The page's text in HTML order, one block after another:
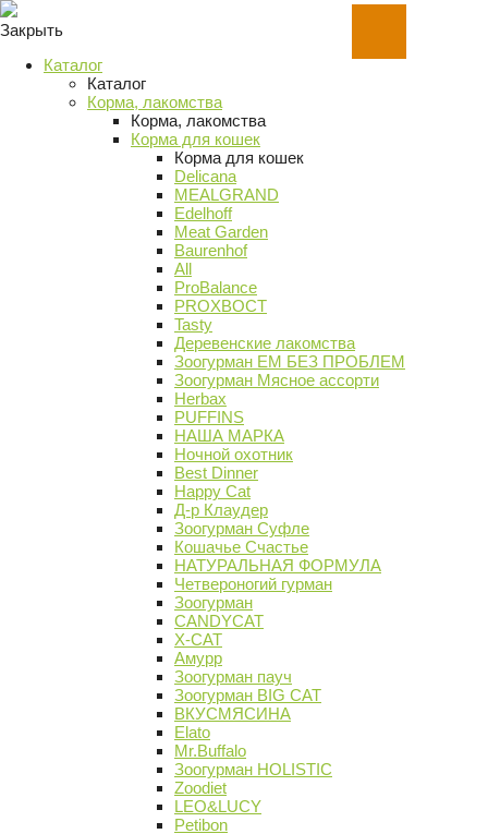
Закрыть
Каталог
Каталог
Корма, лакомства
Корма, лакомства
Корма для кошек
Корма для кошек
Delicana
MEALGRAND
Edelhoff
Meat Garden
Baurenhof
All
ProBalance
PROХВОСТ
Tasty
Деревенские лакомства
Зоогурман ЕМ БЕЗ ПРОБЛЕМ
Зоогурман Мясное ассорти
Herbax
PUFFINS
НАША МАРКА
Ночной охотник
Best Dinner
Happy Cat
Д-р Клаудер
Зоогурман Суфле
Кошачье Счастье
НАТУРАЛЬНАЯ ФОРМУЛА
Четвероногий гурман
Зоогурман
CANDYCAT
X-CAT
Амурр
Зоогурман пауч
Зоогурман BIG CAT
ВКУСМЯСИНА
Elato
Mr.Buffalo
Зоогурман HOLISTIC
Zoodiet
LEO&LUCY
Petibon